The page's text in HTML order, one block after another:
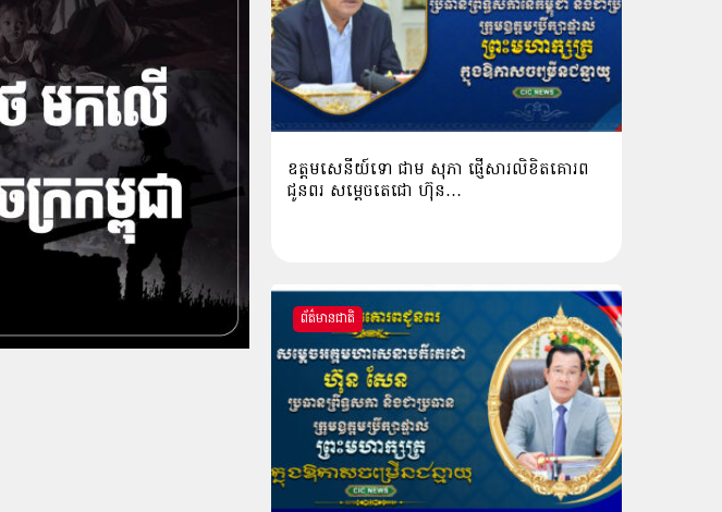
ឧត្តមសេនីយ៍ទោ ជាម សុភា ផ្ញើសារលិខិតគោរព
ជូនពរ សម្ដេចតេជោ ហ៊ុន…
ព័ត៌មានជាតិ